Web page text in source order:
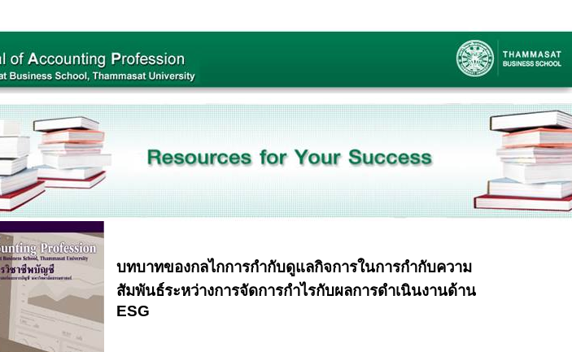
บทบาทของกลไกการกำกับดูแลกิจการในการกำกับความ
สัมพันธ์ระหว่างการจัดการกำไรกับผลการดำเนินงานด้าน
ESG